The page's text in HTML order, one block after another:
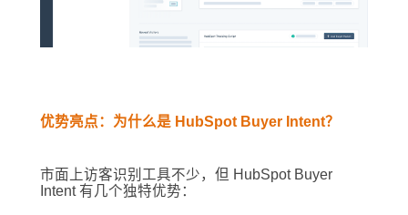
优势亮点：为什么是 HubSpot Buyer Intent？
市面上访客识别工具不少，但 HubSpot Buyer
Intent 有几个独特优势：